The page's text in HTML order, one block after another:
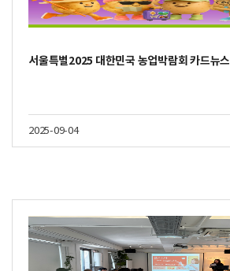
서울특별2025 대한민국 농업박람회 카드뉴스
2025-09-04